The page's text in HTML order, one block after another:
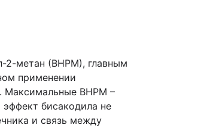
2-метан (ВНРМ), главным
применении
Максимальные ВНРМ –
бисакодила не
и связь между